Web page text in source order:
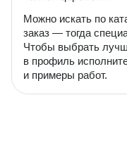
Можно искать по
заказ — тогда
Чтобы выбрать
в профиль
и примеры работ.